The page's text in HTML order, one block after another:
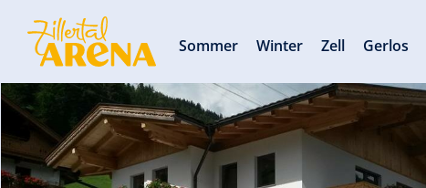
Sommer Winter Zell Gerlos